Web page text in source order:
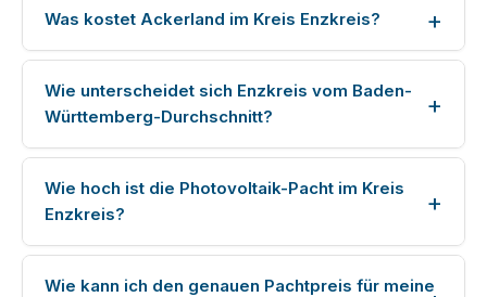
Was kostet Ackerland im Kreis Enzkreis?
Wie unterscheidet sich Enzkreis vom Baden-
Württemberg-Durchschnitt?
Wie hoch ist die Photovoltaik-Pacht im Kreis
Enzkreis?
Wie kann ich den genauen Pachtpreis für meine